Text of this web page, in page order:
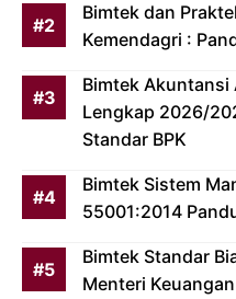
Bimtek dan
Kemendagri :
Bimtek Akuntansi
Lengkap 2026/
Standar BPK
Bimtek Sistem
55001:2014
Bimtek Standar
Menteri